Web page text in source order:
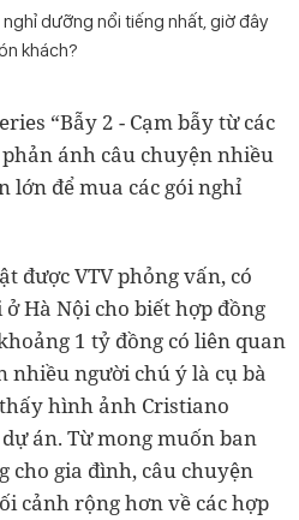
dưỡng nổi tiếng nhất, giờ đây
khách?
“Bẫy 2 - Cạm bẫy từ các
ánh câu chuyện nhiều
lớn để mua các gói nghỉ
được VTV phỏng vấn, có
Hà Nội cho biết hợp đồng
1 tỷ đồng có liên quan
nhiều người chú ý là cụ bà
hình ảnh Cristiano
án. Từ mong muốn ban
cho gia đình, câu chuyện
cảnh rộng hơn về các hợp